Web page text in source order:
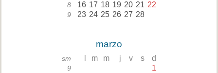
8 16 17 18 19 20 21 22
9 23 24 25 26 27 28
marzo
sm m m j v s d
9 1